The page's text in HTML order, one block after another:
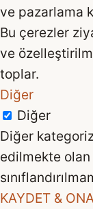
ve pazarlama
Bu çerezler
ve
toplar.
Diğer
Diğer
Diğer
edilmekte
KAYDET &